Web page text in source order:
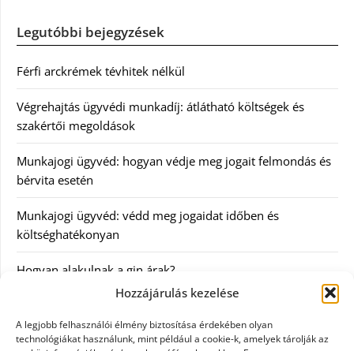
Hozzájárulás kezelése
A legjobb felhasználói élmény biztosítása érdekében olyan
technológiákat használunk, mint például a cookie-k, amelyek tárolják az
Legutóbbi bejegyzések
Férfi arckrémek tévhitek nélkül
Végrehajtás ügyvédi munkadíj: átlátható költségek és
szakértői megoldások
Munkajogi ügyvéd: hogyan védje meg jogait felmondás és
bérvita esetén
Munkajogi ügyvéd: védd meg jogaidat időben és
költséghatékonyan
Hogyan alakulnak a gin árak?
Kategóriák